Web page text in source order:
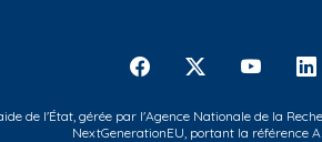
de l'État, gérée par l'Agence Nationale de la
NextGenerationEU, portant la référence